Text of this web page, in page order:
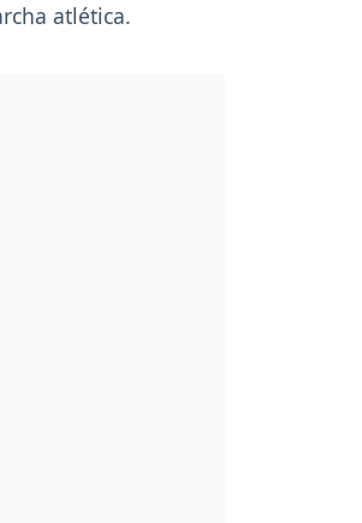
atlética.